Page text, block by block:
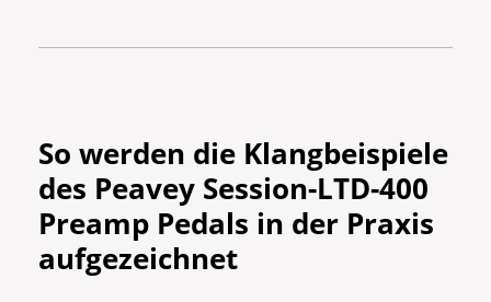
So werden die Klangbeispiele
des Peavey Session-LTD-400
Preamp Pedals in der Praxis
aufgezeichnet